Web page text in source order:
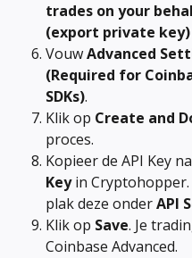
trades on your
(export private key)
Vouw Advanced
(Required for
SDKs).
Klik op Create and
proces.
Kopieer de API Key
Key in Cryptohopper.
plak deze onder API
Klik op Save. Je
Coinbase Advanced.